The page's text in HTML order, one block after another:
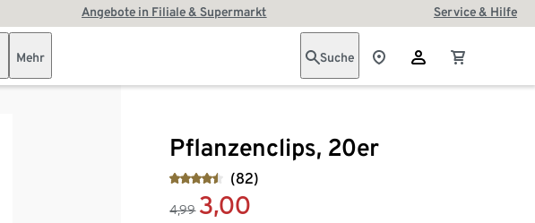
Angebote in Filiale & Supermarkt Service & Hilfe
Mehr Suche
Pflanzenclips, 20er
(82)
4,99 3,00